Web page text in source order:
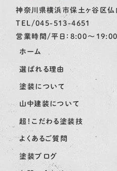
神奈川県横浜市保土ヶ谷区
TEL/045-513-4651
営業時間/平日：8:00〜
ホーム
選ばれる理由
塗装について
山中建装について
超！こだわる塗装技
よくあるご質問
塗装ブログ